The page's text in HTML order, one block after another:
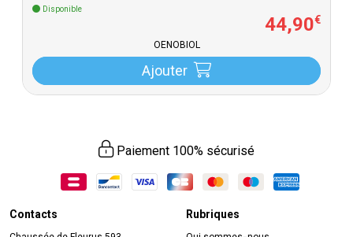
Disponible
44,90€
OENOBIOL
Ajouter
Paiement 100% sécurisé
Contacts Rubriques